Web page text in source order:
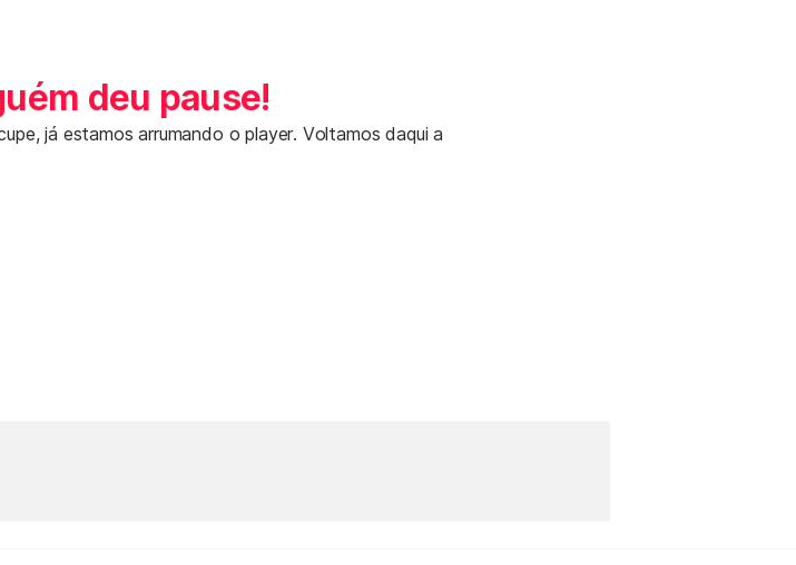
deu pause!
já estamos arrumando o player. Voltamos daqui a